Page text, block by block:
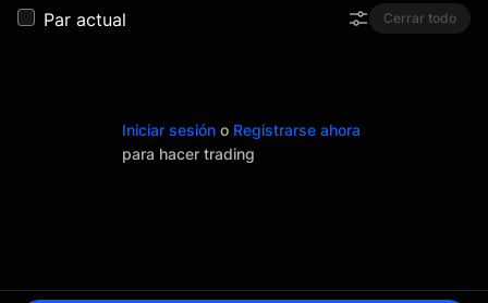
Par actual Cerrar todo
Iniciar sesión o Registrarse ahora
para hacer trading